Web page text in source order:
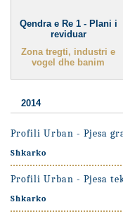
Qendra e Re 1 - Plani i
reviduar
Zona tregti, industri e
vogel dhe banim
2014
Profili Urban - Pjesa
Shkarko
Profili Urban - Pjesa
Shkarko